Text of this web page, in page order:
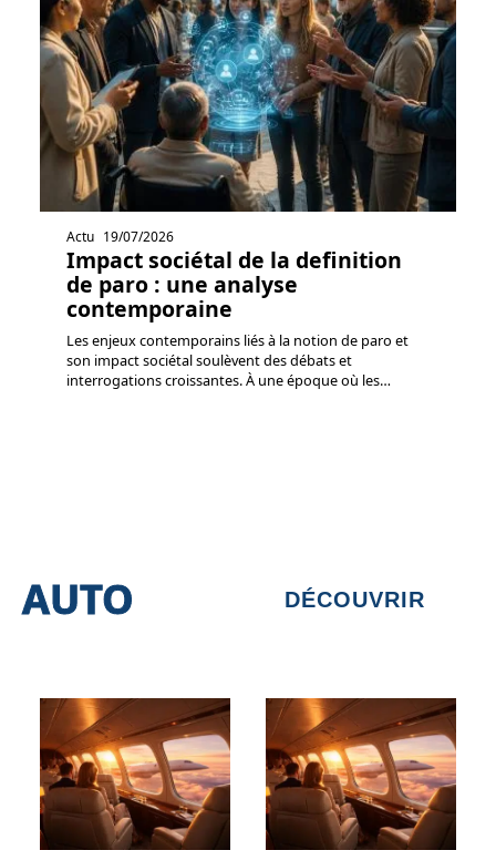
Actu 19/07/2026
Impact sociétal de la definition
de paro : une analyse
contemporaine
Les enjeux contemporains liés à la notion de paro et
son impact sociétal soulèvent des débats et
interrogations croissantes. À une époque où les…
AUTO DÉCOUVRIR